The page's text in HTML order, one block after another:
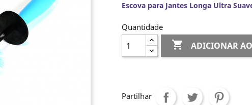
Escova para Jantes Longa Ultra
Quantidade
 ADICIONAR
Partilhar